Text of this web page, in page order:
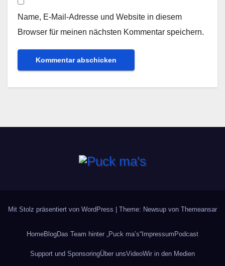
Name, E-Mail-Adresse und Website in diesem
Browser für meinen nächsten Kommentar speichern.
Mit Stolz präsentiert von WordPress Theme: Newsup von Themeansar
HomeBlogDas Team hinter „Puck ma’s“ Impressum Podcast
Support und SponsoringÜber unsVideoWir in den Medien